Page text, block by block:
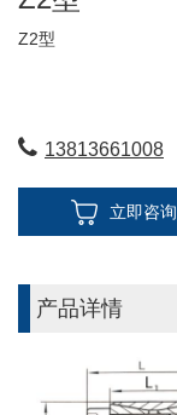
Z2型
13813661008
立即咨询
产品详情